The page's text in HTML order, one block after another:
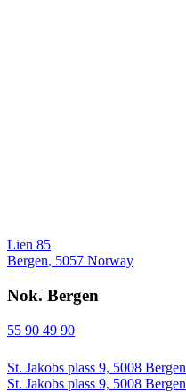
Lien 85
Bergen, 5057 Norway
Nok. Bergen
55 90 49 90
St. Jakobs plass 9, 5008 Bergen
St. Jakobs plass 9, 5008 Bergen